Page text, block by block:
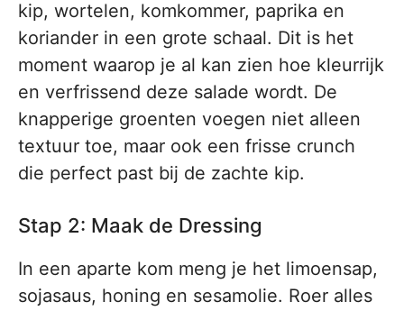
kip, wortelen, komkommer, paprika en
koriander in een grote schaal. Dit is het
moment waarop je al kan zien hoe kleurrijk
en verfrissend deze salade wordt. De
knapperige groenten voegen niet alleen
textuur toe, maar ook een frisse crunch
die perfect past bij de zachte kip.
Stap 2: Maak de Dressing
In een aparte kom meng je het limoensap,
sojasaus, honing en sesamolie. Roer alles